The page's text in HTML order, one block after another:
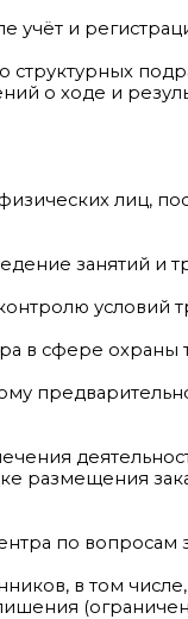
учёт и
о ходе и
лиц,
занятий и
условий
в сфере охраны
размещения
по вопросам
в том